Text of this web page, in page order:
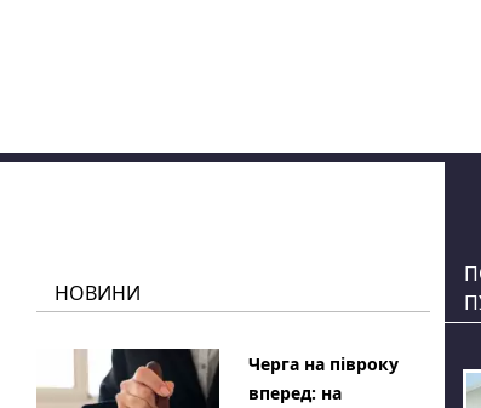
НОВИНИ
Черга на півроку
вперед: на